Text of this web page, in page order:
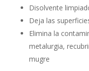
Disolvente
Deja las
Elimina la
metalurgia,
mugre